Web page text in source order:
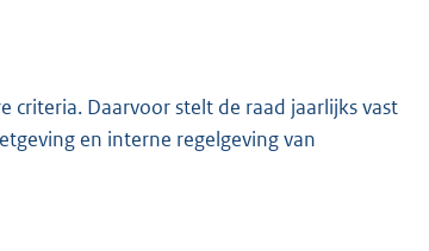
Daarvoor stelt de raad jaarlijks vast
en interne regelgeving van